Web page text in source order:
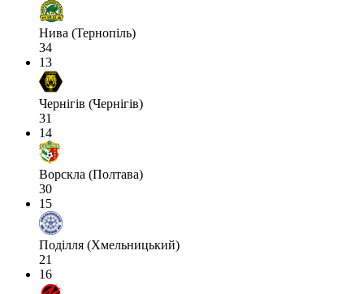
Нива (Тернопіль)
34
13
Чернігів (Чернігів)
31
14
Ворскла (Полтава)
30
15
Поділля (Хмельницький)
21
16